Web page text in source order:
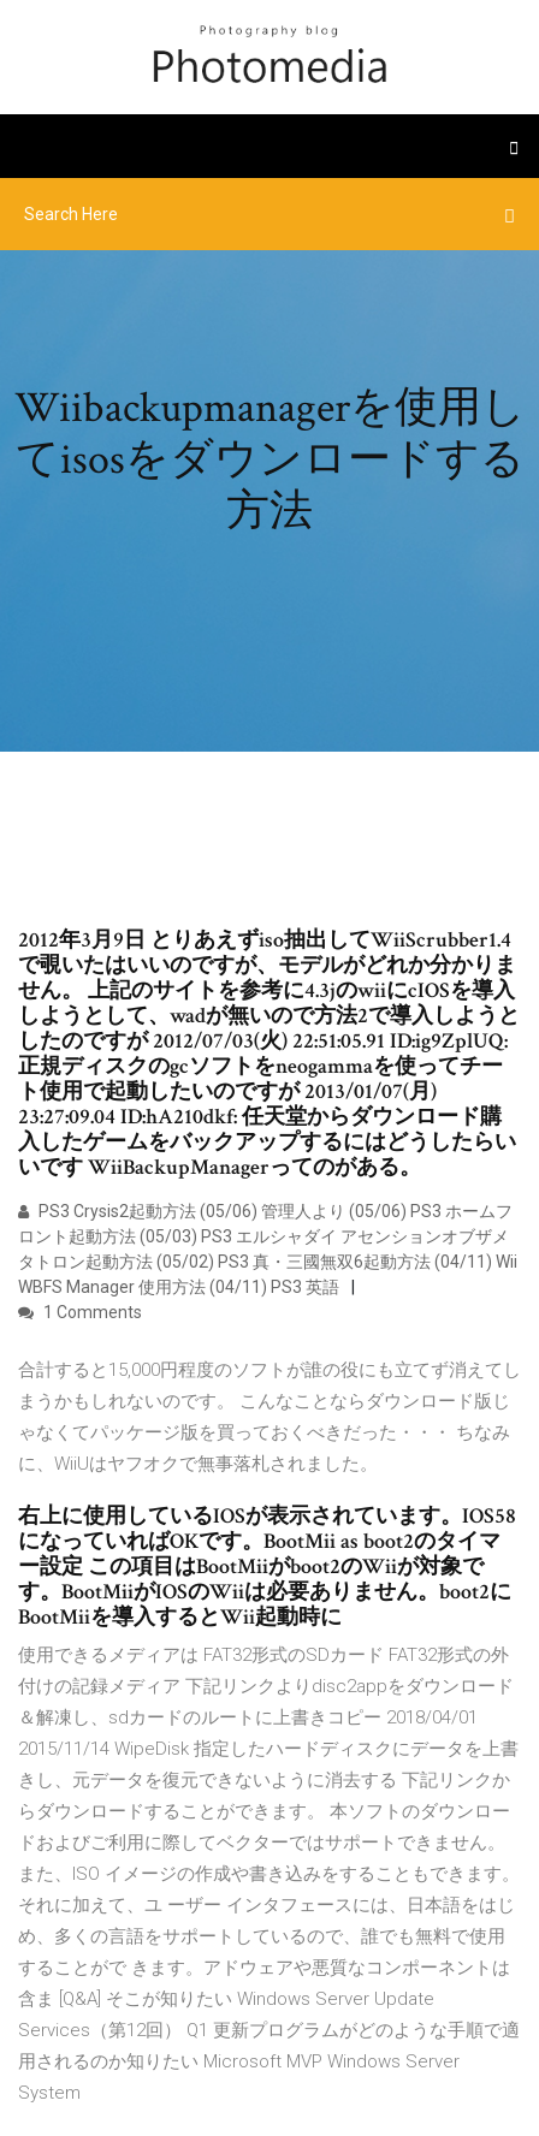
Wiibackupmanagerを使用し
てisosをダウンロードする
方法
2012年3月9日 とりあえずiso抽出してWiiScrubber1.4
で覗いたはいいのですが、モデルがどれか分かりま
せん。 上記のサイトを参考に4.3jのwiiにcIOSを導入
しようとして、wadが無いので方法2で導入しようと
したのですが 2012/07/03(火) 22:51:05.91 ID:ig9ZplUQ:
正規ディスクのgcソフトをneogammaを使ってチー
ト使用で起動したいのですが 2013/01/07(月)
23:27:09.04 ID:hA210dkf: 任天堂からダウンロード購
入したゲームをバックアップするにはどうしたらい
いです WiiBackupManagerってのがある。
PS3 Crysis2起動方法 (05/06) 管理人より (05/06) PS3 ホームフ
ロント起動方法 (05/03) PS3 エルシャダイ アセンションオブザメ
タトロン起動方法 (05/02) PS3 真・三國無双6起動方法 (04/11) Wii
WBFS Manager 使用方法 (04/11) PS3 英語
1 Comments
合計すると15,000円程度のソフトが誰の役にも立てず消えてし
まうかもしれないのです。 こんなことならダウンロード版じ
ゃなくてパッケージ版を買っておくべきだった・・・ ちなみ
に、WiiUはヤフオクで無事落札されました。
右上に使用しているIOSが表示されています。IOS58
になっていればOKです。BootMii as boot2のタイマ
ー設定 この項目はBootMiiがboot2のWiiが対象で
す。BootMiiがIOSのWiiは必要ありません。boot2に
BootMiiを導入するとWii起動時に
使用できるメディアは FAT32形式のSDカード FAT32形式の外
付けの記録メディア 下記リンクよりdisc2appをダウンロード
＆解凍し、sdカードのルートに上書きコピー 2018/04/01
2015/11/14 WipeDisk 指定したハードディスクにデータを上書
きし、元データを復元できないように消去する 下記リンクか
らダウンロードすることができます。 本ソフトのダウンロー
ドおよびご利用に際してベクターではサポートできません。
また、ISO イメージの作成や書き込みをすることもできます。
それに加えて、ユ ーザー インタフェースには、日本語をはじ
め、多くの言語をサポートしているので、誰でも無料で使用
することがで きます。アドウェアや悪質なコンポーネントは
含ま [Q&A] そこが知りたい Windows Server Update
Services（第12回） Q1 更新プログラムがどのような手順で適
用されるのか知りたい Microsoft MVP Windows Server
System